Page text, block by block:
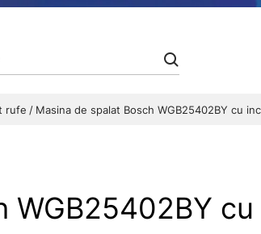
rufe Masina de spalat Bosch WGB25402BY cu
WGB25402BY